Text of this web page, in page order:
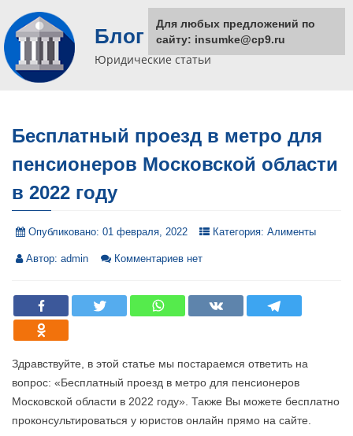
Блог юриста
Юридические статьи
Бесплатный проезд в метро для
пенсионеров Московской области
в 2022 году
Опубликовано: 01 февраля, 2022 Категория: Алименты
Автор: admin Комментариев нет
Здравствуйте, в этой статье мы постараемся ответить на
вопрос: «Бесплатный проезд в метро для пенсионеров
Московской области в 2022 году». Также Вы можете бесплатно
проконсультироваться у юристов онлайн прямо на сайте.
Для любых предложений по
сайту: insumke@cp9.ru